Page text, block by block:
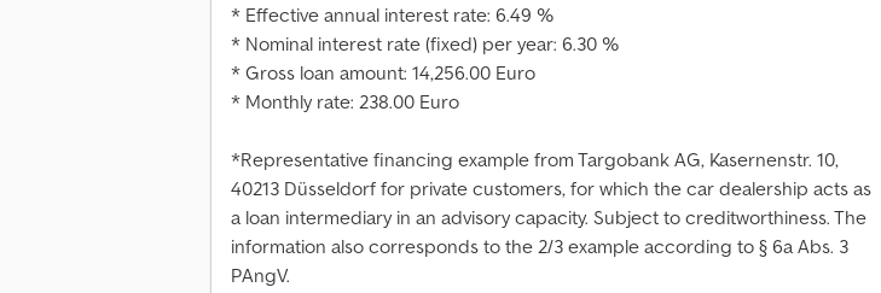
* Effective annual interest rate: 6.49 %
* Nominal interest rate (fixed) per year: 6.30 %
* Gross loan amount: 14,256.00 Euro
* Monthly rate: 238.00 Euro
*Representative financing example from Targobank AG, Kasernenstr. 10,
40213 Düsseldorf for private customers, for which the car dealership acts as
a loan intermediary in an advisory capacity. Subject to creditworthiness. The
information also corresponds to the 2/3 example according to § 6a Abs. 3
PAngV.